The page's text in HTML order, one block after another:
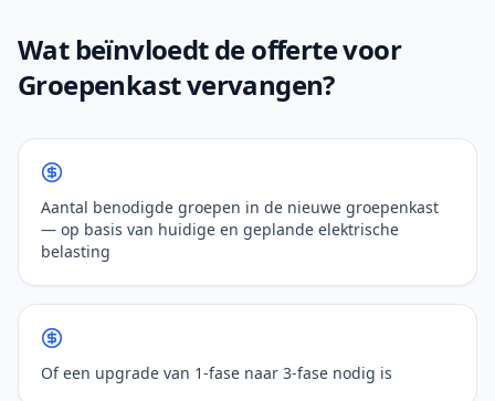
Wat beïnvloedt de offerte voor
Groepenkast vervangen?
Aantal benodigde groepen in de nieuwe groepenkast
— op basis van huidige en geplande elektrische
belasting
Of een upgrade van 1-fase naar 3-fase nodig is